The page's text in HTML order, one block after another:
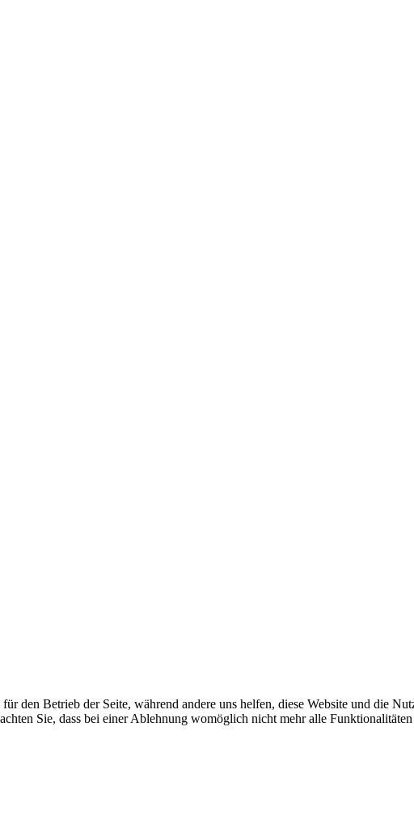
den Betrieb der Seite, während andere uns helfen, diese Website und die
Sie, dass bei einer Ablehnung womöglich nicht mehr alle